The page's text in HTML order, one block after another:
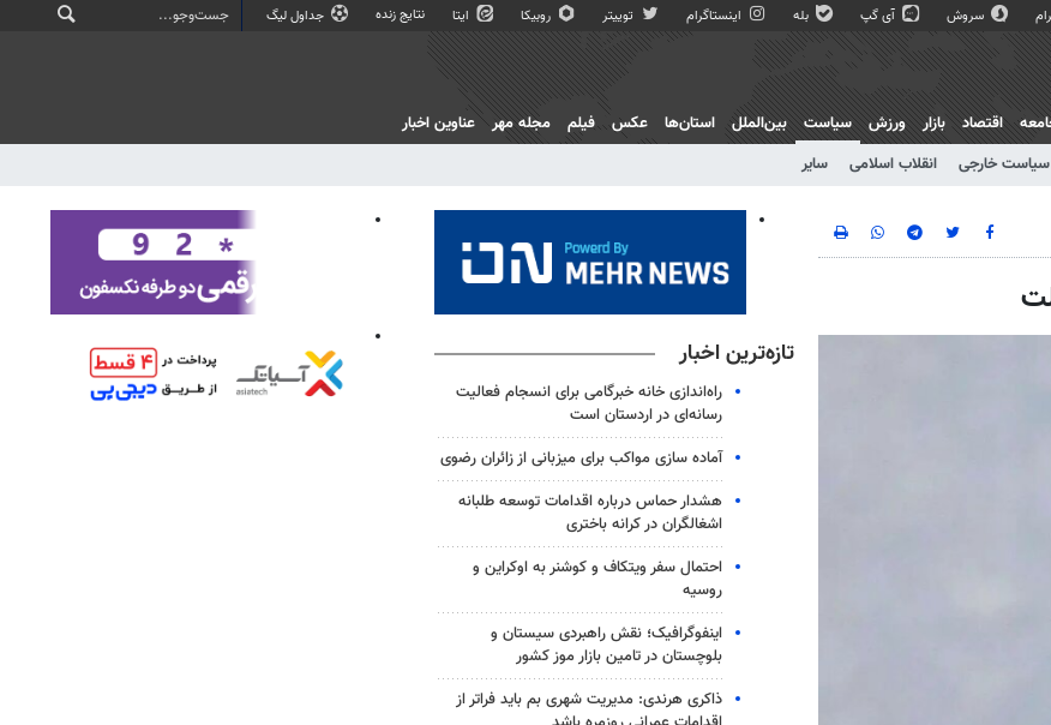
سروش آی گپ بله اینستاگرام توییتر روبیکا ایتا نتایج زنده جداول لیگ
اقتصاد بازار ورزش
سیاست
سیاست خارجی انقلاب اسلامی سایر
بین‌الملل استان‌ها عکس فیلم مجله مهر عناوین اخبار
تازه‌ترین اخبار
راه‌اندازی خانه خبرگامی برای انسجام فعالیت
رسانه‌ای در اردستان است
آماده سازی مواکب برای میزبانی از زائران رضوی
هشدار حماس درباره اقدامات توسعه طلبانه
اشغالگران در کرانه باختری
احتمال سفر ویتکاف و کوشنر به اوکراین و
روسیه
اینفوگرافیک؛ نقش راهبردی سیستان و
بلوچستان در تامین بازار موز کشور
ذاکری هرندی: مدیریت شهری بم باید فراتر از